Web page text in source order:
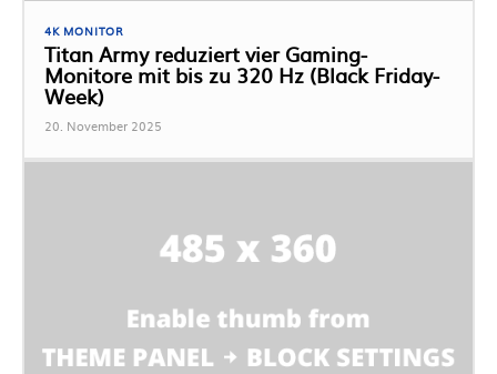
4K MONITOR
Titan Army reduziert vier Gaming-
Monitore mit bis zu 320 Hz (Black Friday-
Week)
20. November 2025